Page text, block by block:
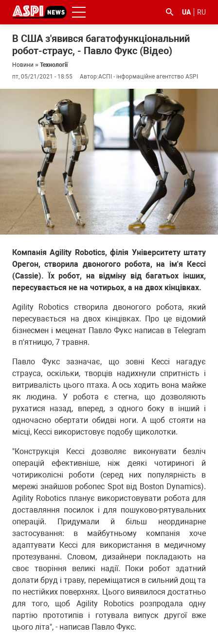
UA RU
В США з'явився багатофункціональний
робот-страус, - Павло Фукс (Відео)
Новини » Технології
пт, 05/21/2021 - 18:55
Автор:АСПІ - інформаційне агентство ASPI
Компанія Agility Robotics, філія Університету штату
Орегон, створила двоногого робота, на ім'я Кессі
(Cassie). Їх робот, на відміну від багатьох інших,
пересувається не на чотирьох, а на двох кінцівках.
Agility Robotics створила двоногого робота, який
пересувається на двох кінцівках. Про це відомий
бізнесмен і меценат Павло Фукс написав в Telegram
в п'ятницю, 7 травня.
Павло Фукс зазначає, що зовні Кессі нагадує
страуса, оскільки, творців надихнули спритність і
витривалість цього птаха. А ось ходить вона майже
як людина. У робота є стегна, що дозволяють
рухатися назад, вперед, з одного боку в інший і
одночасно обертати обидві ноги. А щоб стояти на
місці, Кессі використовує подобу щиколотки.
"Конструкція Кессі дозволяє виконувати безліч
операцій ефективніше, ніж деякі чотириногі й
чотириколісні роботи (серед них популярність в
мережі знайшов робопес Spot від Boston Dynamics).
Agility Robotics планує використовувати робота для
доставляння посилок і для пошуково-рятувальних
операцій. Придумали й більш неординарне
застосування: в майбутньому компанія хоче
адаптувати Кессі для використання в медичному
протезуванні. Словом, дизайнери покладають на
своє творіння великі надії. Поки робот здатний
долати бруд і траву, переміщатися в сильний дощ та
по нестійких поверхнях. Цього виявилося достатньо
для того, щоб Agility Robotics розпродала одну
партію прототипів і готувала випуск другої вже
цього літа", - написав Павло Фукс.
#боротьба
корупцією
#ДФС #Київ #коронавірус